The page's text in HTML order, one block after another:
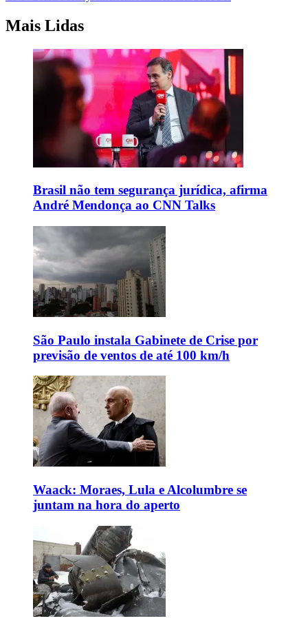
Mais Lidas
Brasil não tem segurança jurídica, afirma
André Mendonça ao CNN Talks
São Paulo instala Gabinete de Crise por
previsão de ventos de até 100 km/h
Waack: Moraes, Lula e Alcolumbre se
juntam na hora do aperto